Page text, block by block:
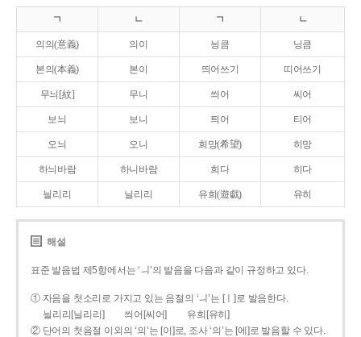
ㄱ ㄴ ㄱ ㄴ
의의(意義) 의이 닁큼 닝큼
본의(本義) 본이 띄어쓰기 띠어쓰기
무늬[紋] 무니 씌어 씨어
보늬 보니 틔어 티어
오늬 오니 희망(希望) 히망
하늬바람 하니바람 희다 히다
늴리리 닐리리 유희(遊戱) 유히
해설
표준 발음법 제5항에서는 ‘ㅢ’의 발음을 다음과 같이 규정하고 있다.
① 자음을 첫소리로 가지고 있는 음절의 ‘ㅢ’는 [ㅣ]로 발음한다.
늴리리[닐리리]
씌어[씨어]
유희[유히]
② 단어의 첫음절 이외의 ‘의’는 [이]로, 조사 ‘의’는 [에]로 발음할 수 있다.